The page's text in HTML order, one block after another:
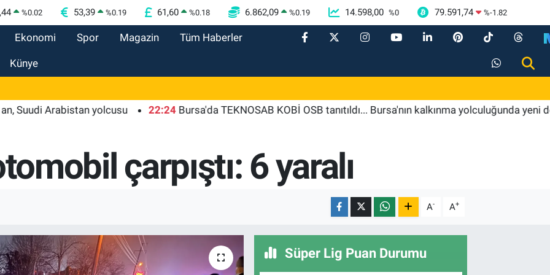
%0.02 53,39 %0.19 61,60 %0.18 6.862,09 %0.19 14.598,00 %0 79.591,74 %-1.82
Ekonomi Spor Magazin Tüm Haberler
Künye
Arabistan yolcusu 22:24 Bursa'da TEKNOSAB KOBİ OSB tanıtıldı... Bursa'nın kalkınma yolculuğunda yeni dönem
çarpıştı: 6 yaralı
A- A+
Süper Lig Puan Durumu